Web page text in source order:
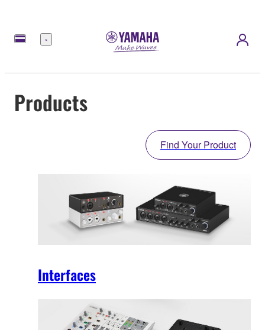
Menu
Products
Find Your Product
Interfaces